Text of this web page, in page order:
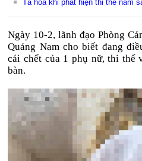
Tá hoả khi phát hiện thi thể nằm
Ngày 10-2, lãnh đạo Phòng
Quảng Nam cho biết đang
cái chết của 1 phụ nữ, thi thể
bàn.